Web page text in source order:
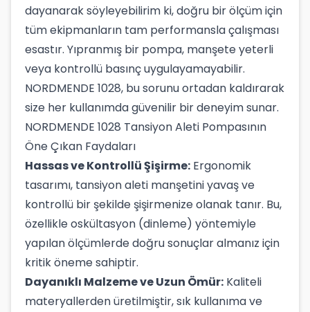
dayanarak söyleyebilirim ki, doğru bir ölçüm için
tüm ekipmanların tam performansla çalışması
esastır. Yıpranmış bir pompa, manşete yeterli
veya kontrollü basınç uygulayamayabilir.
NORDMENDE 1028, bu sorunu ortadan kaldırarak
size her kullanımda güvenilir bir deneyim sunar.
NORDMENDE 1028 Tansiyon Aleti Pompasının
Öne Çıkan Faydaları
Hassas ve Kontrollü Şişirme: Ergonomik
tasarımı, tansiyon aleti manşetini yavaş ve
kontrollü bir şekilde şişirmenize olanak tanır. Bu,
özellikle oskültasyon (dinleme) yöntemiyle
yapılan ölçümlerde doğru sonuçlar almanız için
kritik öneme sahiptir.
Dayanıklı Malzeme ve Uzun Ömür: Kaliteli
materyallerden üretilmiştir, sık kullanıma ve